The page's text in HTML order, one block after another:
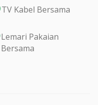
TV Kabel Bersama
Lemari Pakaian
Bersama